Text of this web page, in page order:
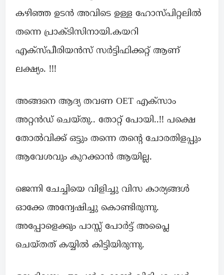
കഴിഞ്ഞ ഉടൻ അവിടെ ഉള്ള ഹോസ്പിറ്റലിൽ
തന്നെ പ്രാക്ടിസിനായി.കയറി
എക്സ്പീരിയൻസ് സർട്ടിഫിക്കറ്റ് ആണ്
ലക്ഷ്യം. !!!
അങ്ങനെ ആദ്യ തവണ OET എക്സാം
അറ്റൻഡ് ചെയ്തു.. തോറ്റ് പോയി..!! പക്ഷെ
തോൽവിക്ക് ഒട്ടും തന്നെ തന്റെ ചോരതിളപ്പും
ആവേശവും കുറക്കാൻ ആയില്ല.
ജെന്നി ചേച്ചിയെ വിളിച്ചു വിസ കാര്യങ്ങൾ
ഓക്കേ അന്വേഷിച്ചു കൊണ്ടിരുന്നു.
അപ്പോളെക്കും പാസ്സ് പോർട്ട്‌ അപ്ലൈ
ചെയ്തത് കയ്യിൽ കിട്ടിയിരുന്നു.